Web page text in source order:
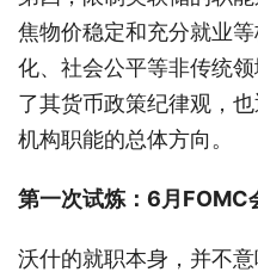
焦物价稳定和充分就业
化、社会公平等非传统
了其货币政策纪律观，
机构职能的总体方向。
第一次试炼：6月FOMC
沃什的就职本身，并不